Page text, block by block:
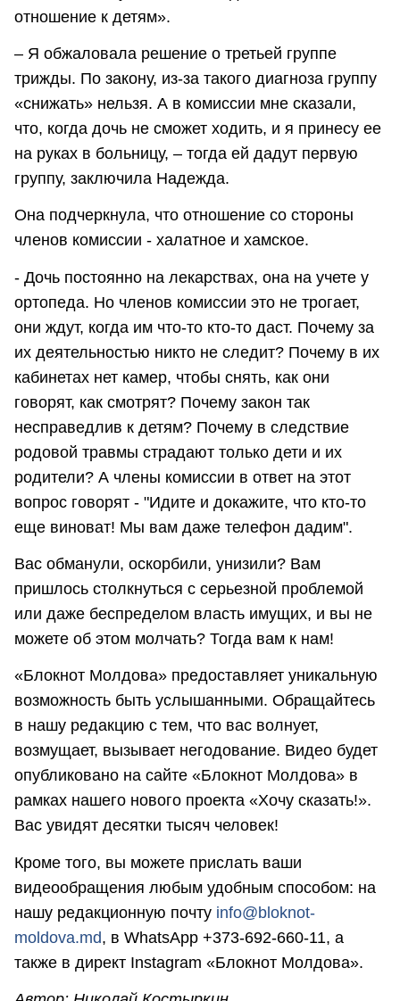
отношение к детям».
– Я обжаловала решение о третьей группе
трижды. По закону, из-за такого диагноза группу
«снижать» нельзя. А в комиссии мне сказали,
что, когда дочь не сможет ходить, и я принесу ее
на руках в больницу, – тогда ей дадут первую
группу, заключила Надежда.
Она подчеркнула, что отношение со стороны
членов комиссии - халатное и хамское.
- Дочь постоянно на лекарствах, она на учете у
ортопеда. Но членов комиссии это не трогает,
они ждут, когда им что-то кто-то даст. Почему за
их деятельностью никто не следит? Почему в их
кабинетах нет камер, чтобы снять, как они
говорят, как смотрят? Почему закон так
несправедлив к детям? Почему в следствие
родовой травмы страдают только дети и их
родители? А члены комиссии в ответ на этот
вопрос говорят - "Идите и докажите, что кто-то
еще виноват! Мы вам даже телефон дадим".
Вас обманули, оскорбили, унизили? Вам
пришлось столкнуться с серьезной проблемой
или даже беспределом власть имущих, и вы не
можете об этом молчать? Тогда вам к нам!
«Блокнот Молдова» предоставляет уникальную
возможность быть услышанными. Обращайтесь
в нашу редакцию с тем, что вас волнует,
возмущает, вызывает негодование. Видео будет
опубликовано на сайте «Блокнот Молдова» в
рамках нашего нового проекта «Хочу сказать!».
Вас увидят десятки тысяч человек!
Кроме того, вы можете прислать ваши
видеообращения любым удобным способом: на
нашу редакционную почту info@bloknot-
moldova.md, в WhatsApp +373-692-660-11, а
также в директ Instagram «Блокнот Молдова».